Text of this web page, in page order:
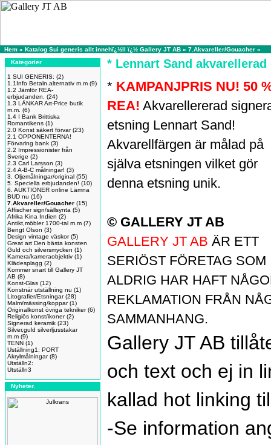
Hem » Katalog Sui generis allt innehï¿½ll ï¿½ Gallery JT AB » 7.Akvareller/Gouacher »
Kategorier
1 SUI GENERIS: (2)
1.1Info Betaln.alternativ m.m (9)
1.2 Jämför REA-
erbjudanden.
(24)
1.3 LÄNKAR Art-Price butik
m.m. (6)
1.4 I Bank Brittiska
Romantikens (1)
2.0 Konst säkert förvar(23)
2.1 OPPONENTERNA!
Förvaring bank (3)
2.2 Impressionister från
Sverige (2)
2.3 Carl Larsson (3)
2.4 A-B-C målningar! (3)
3. Oljemålningar/original (55)
5. Speciella erbjudanden! (10)
6. AUKTIONER online Lämna
BUD nu (16)
7.Akvareller/Gouacher (15)
Affischer sign/sällsynta (5)
Afrika Kina Indien (2)
Antikt,möbler 1700-tal m.m (7)
Bengt Olson (3)
Design vintage väskor(5)
Great art Den bästa konsten
Guld och silversmycken (1)
Kamera/kameraobjektiv (1)
Klädesplagg (2)
Kommer snart till Gallery JT
AB (8)
Konst-Glas (12)
Konstnär utställning nu (1)
Litografier/Etsningar(28)
Malm/mässing/koppar(1)
Originalkonst övriga tekniker(6)
Religiös konst/ikoner(2)
Signerad keramik (23)
Silver,guld silverljusstakar
m.m (9)
TENN (1)
Uställning1: PORT
Akrylmålningar(8)
Utställn2:
Utställn3
Nyheter.
* Lennart Sand
* KAMPANJPRIS NU! 50
REA! Akvarellererad
etsning Lennart Sand!
Akvarellfärgen är målad på
själva etsningen vilket gör
denna etsning unik.
© GALLERY JT AB
GALLERY JT AB ÄR ETT
SERIÖST FÖRETAG SOM
ALDRIG HAR HAFT
REKLAMATION FRÅN
SAMMANHANG.
Gallery JT AB
och text och ej in
kallad hot linking
-Se information